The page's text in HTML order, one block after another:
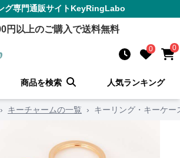
グ専門通販サイトKeyRingLabo
円以上のご購入で送料無料
0 0
商品を検索 人気ランキング
› キーチャームの一覧 › キーリング・キーケ